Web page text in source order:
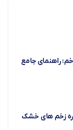
جامع
زخم های خشک